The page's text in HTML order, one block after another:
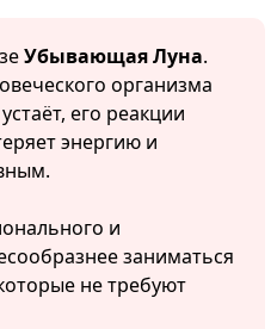
Убывающая Луна.
организма
его реакции
энергию и
и
заниматься
не требуют